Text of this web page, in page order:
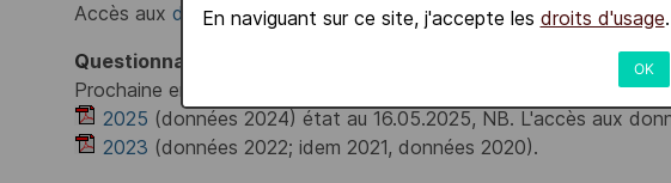
Accès aux données 2020, 2022, 2024(eJustice Barometer).
Questionnaires:
Prochaine enquête 2026 (données 2025) en préparation.
2025 (données 2024) état au 16.05.2025, NB. L'accès aux
2023 (données 2022; idem 2021, données 2020).
En naviguant sur ce site, j'accepte les droits d'usage.
OK